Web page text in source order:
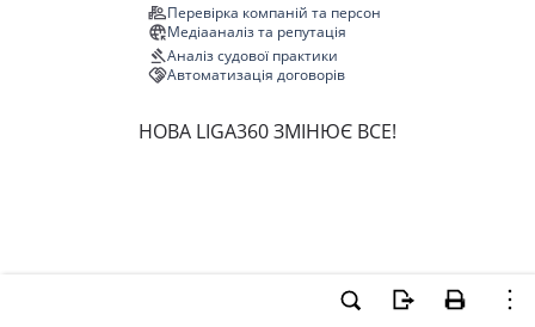
Перевірка компаній та персон
Медіааналіз та репутація
Аналіз судової практики
Автоматизація договорів
НОВА LIGA360 ЗМІНЮЄ ВСЕ!